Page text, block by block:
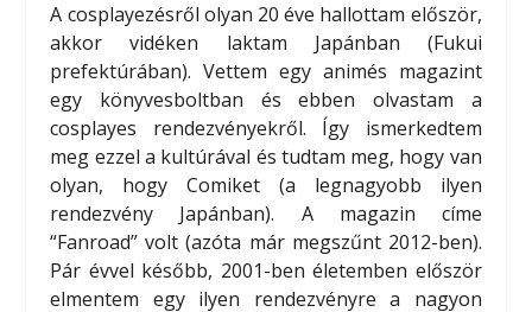
A cosplayezésről olyan 20 éve hallottam először,
akkor vidéken laktam Japánban (Fukui
prefektúrában). Vettem egy animés magazint
egy könyvesboltban és ebben olvastam a
cosplayes rendezvényekről. Így ismerkedtem
meg ezzel a kultúrával és tudtam meg, hogy van
olyan, hogy Comiket (a legnagyobb ilyen
rendezvény Japánban). A magazin címe
“Fanroad” volt (azóta már megszűnt 2012-ben).
Pár évvel később, 2001-ben életemben először
elmentem egy ilyen rendezvényre a nagyon